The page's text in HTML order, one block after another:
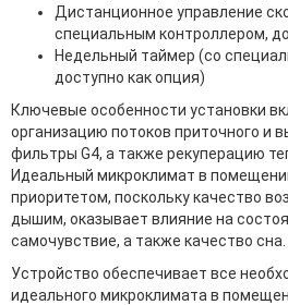
Дистанционное управление
специальным контроллером,
Недельный таймер (со
доступно как опция)
Ключевые особенности установки
организацию потоков приточного и
фильтры G4, а также рекуперацию
Идеальный микроклимат в
приоритетом, поскольку качество
дышим, оказывает влияние на
самочувствие, а также качество сна.
Устройство обеспечивает все
идеального микроклимата в